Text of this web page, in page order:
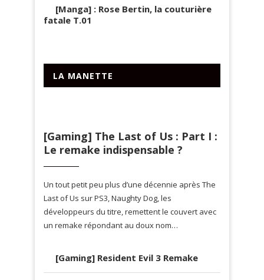
[Manga] : Rose Bertin, la couturière
fatale T.01
LA MANETTE
[Gaming] The Last of Us : Part I :
Le remake indispensable ?
Un tout petit peu plus d’une décennie après The
Last of Us sur PS3, Naughty Dog, les
développeurs du titre, remettent le couvert avec
un remake répondant au doux nom…
[Gaming] Resident Evil 3 Remake